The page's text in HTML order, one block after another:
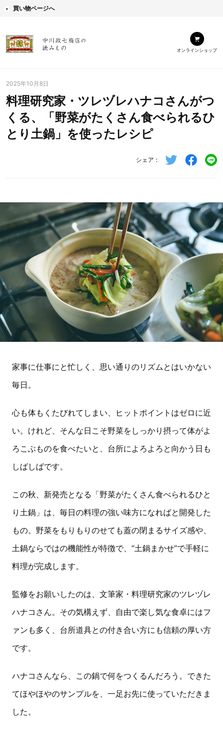
買い物ページへ
オンラインショップ
2025年10月8日
料理研究家・ツレヅレハナコさんがつ
くる、「野菜がたくさん食べられるひ
とり土鍋」を使ったレシピ
シェア
家事に仕事にと忙しく、思い通りのリズムとはいかない
毎日。
心も体もくたびれてしまい、ヒットポイントはゼロに近
い。けれど、そんな日こそ野菜をしっかり摂って体がよ
ろこぶものを食べたいと、台所によろよろと向かう日も
しばしばです。
この秋、新発売となる「野菜がたくさん食べられるひと
り土鍋」は、毎日の料理の強い味方になればと開発した
もの。野菜をもりもりのせても蓋の閉まるサイズ感や、
土鍋ならではの機能性が特徴で、“土鍋まかせ”で手軽に
料理が完成します。
監修をお願いしたのは、文筆家・料理研究家のツレヅレ
ハナコさん。その気構えず、自由で楽し気な食卓にはフ
ァンも多く、台所道具との付き合い方にも信頼の厚い方
です。
ハナコさんなら、この鍋で何をつくるんだろう。できた
てほやほやのサンプルを、一足お先に使っていただきま
した。